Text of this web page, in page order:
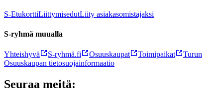
S-EtukorttiLiittymisedutLiity asiakasomistajaksi
S-ryhmä muualla
Yhteishyvä S-ryhmä.fi Osuuskaupat Toimipaikat
Turun
Osuuskaupan tietosuojainformaatio
Seuraa meitä: